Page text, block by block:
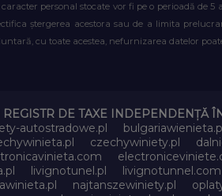
personal stocate vor fi pe o perioadă
ștergerea acestora sau de a limita
cu toate acestea, nefurnizarea datelor
DE TAXE INDEPENDENȚĂ
autostradowe.pl
czechywiniety.pl
livignotunel.pl livignotunnel.com
najtanszewiniety.pl